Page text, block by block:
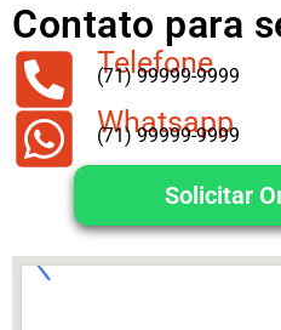
Contato para
Telefone
(71) 99999-9999
Whatsapp
(71) 99999-9999
Solicitar